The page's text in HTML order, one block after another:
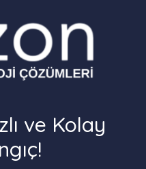
ve Kolay